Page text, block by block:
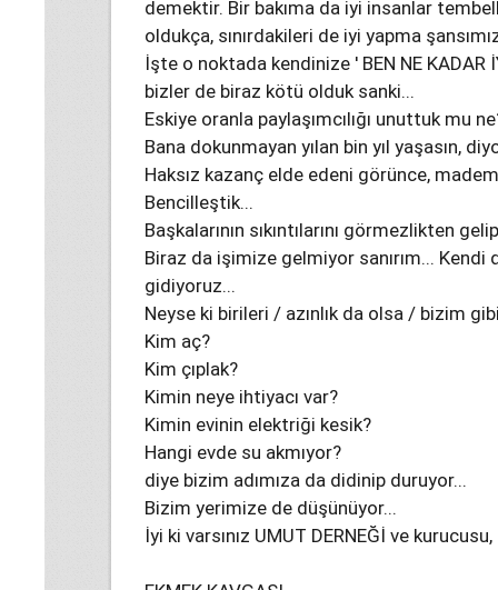
demektir. Bir bakıma da iyi insanlar
oldukça, sınırdakileri de iyi yapma
İşte o noktada kendinize ' BEN NE KADAR
bizler de biraz kötü olduk sanki...
Eskiye oranla paylaşımcılığı unuttuk mu
Bana dokunmayan yılan bin yıl yaşasın,
Haksız kazanç elde edeni görünce,
Bencilleştik...
Başkalarının sıkıntılarını görmezlikten
Biraz da işimize gelmiyor sanırım... Kendi
gidiyoruz...
Neyse ki birileri / azınlık da olsa / bizim
Kim aç?
Kim çıplak?
Kimin neye ihtiyacı var?
Kimin evinin elektriği kesik?
Hangi evde su akmıyor?
diye bizim adımıza da didinip duruyor...
Bizim yerimize de düşünüyor...
İyi ki varsınız UMUT DERNEĞİ ve